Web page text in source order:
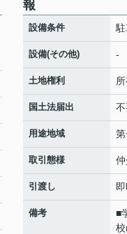
報
設備条件
設備(その他) -
土地権利
国土法届出
用途地域
取引態様
引渡し
備考
■